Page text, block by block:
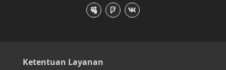
Ketentuan Layanan